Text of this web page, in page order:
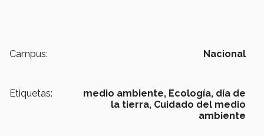
Campus: Nacional
Etiquetas: medio ambiente, Ecología, día de
la tierra, Cuidado del medio
ambiente